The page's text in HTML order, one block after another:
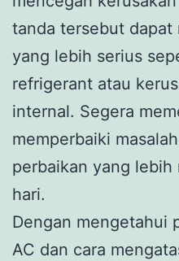
tanda tersebut dapat
yang lebih serius
refrigerant atau
internal. Segera
memperbaiki
perbaikan yang lebih
hari.
Dengan mengetahui
AC dan cara